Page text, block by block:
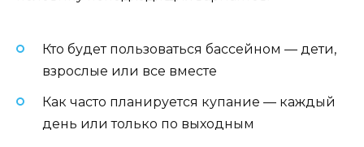
Кто будет пользоваться бассейном — дети,
взрослые или все вместе
Как часто планируется купание — каждый
день или только по выходным